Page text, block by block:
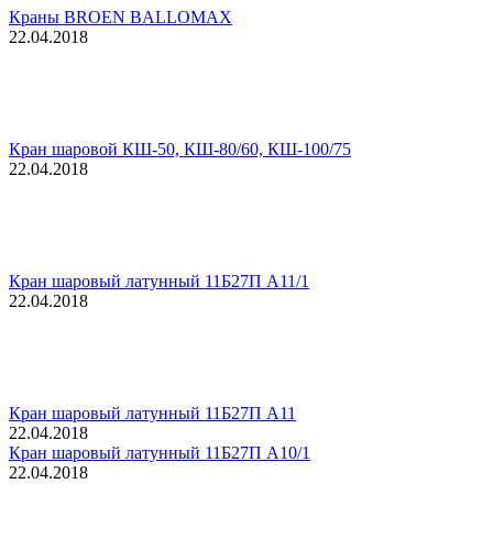
Краны BROEN BALLOMAX
22.04.2018
Кран шаровой КШ-50, КШ-80/60, КШ-100/75
22.04.2018
Кран шаровый латунный 11Б27П А11/1
22.04.2018
Кран шаровый латунный 11Б27П А11
22.04.2018
Кран шаровый латунный 11Б27П А10/1
22.04.2018